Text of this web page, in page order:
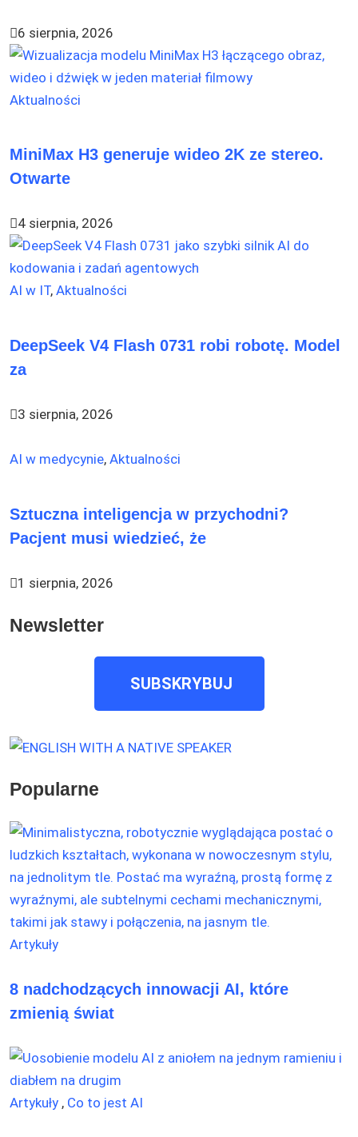
6 sierpnia, 2026
Aktualności
MiniMax H3 generuje wideo 2K ze stereo.
Otwarte
4 sierpnia, 2026
AI w IT, Aktualności
DeepSeek V4 Flash 0731 robi robotę. Model
za
3 sierpnia, 2026
AI w medycynie, Aktualności
Sztuczna inteligencja w przychodni?
Pacjent musi wiedzieć, że
1 sierpnia, 2026
Newsletter
SUBSKRYBUJ
Popularne
Artykuły
8 nadchodzących innowacji AI, które
zmienią świat
Artykuły , Co to jest AI